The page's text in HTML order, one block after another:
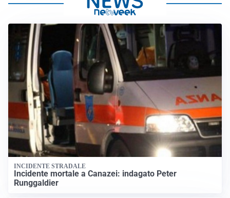
INCIDENTE STRADALE
Incidente mortale a Canazei: indagato Peter
Runggaldier